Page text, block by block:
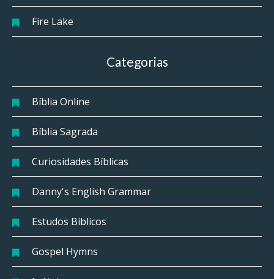
Fire Lake
Categorias
Bíblia Online
Bíblia Sagrada
Curiosidades Bíblicas
Danny's English Grammar
Estudos Bíblicos
Gospel Hymns